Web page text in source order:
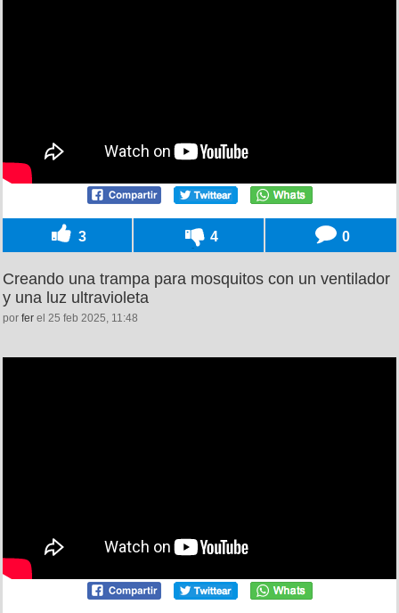
3 4 0
Creando una trampa para mosquitos con un ventilador
y una luz ultravioleta
por fer el 25 feb 2025, 11:48